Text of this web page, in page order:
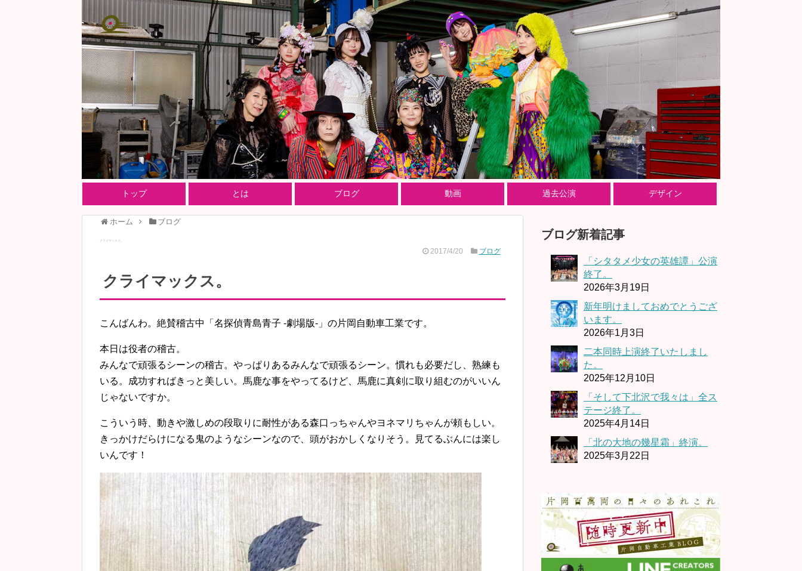
トップ とは ブログ 動画 過去公演 デザイン
ホーム ブログ
クライマックス。
2017/4/20 ブログ
クライマックス。
こんばんわ。絶賛稽古中「名探偵青島青子 -劇場版-」の片岡自動車工業です。
本日は役者の稽古。
みんなで頑張るシーンの稽古。やっぱりあるみんなで頑張るシーン。慣れも必要だし、熟練も
いる。成功すればきっと美しい。馬鹿な事をやってるけど、馬鹿に真剣に取り組むのがいいん
じゃないですか。
こういう時、動きや激しめの段取りに耐性がある森口っちゃんやヨネマリちゃんが頼もしい。
きっかけだらけになる鬼のようなシーンなので、頭がおかしくなりそう。見てるぶんには楽し
いんです！
ブログ新着記事
「シタタメ少女の英雄譚」公演
終了。
2026年3月19日
新年明けましておめでとうござ
います。
2026年1月3日
二本同時上演終了いたしまし
た。
2025年12月10日
「そして下北沢で我々は」全ス
テージ終了。
2025年4月14日
「北の大地の幾星霜」終演。
2025年3月22日